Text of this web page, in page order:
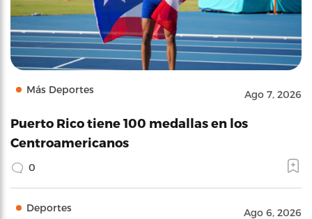
Más Deportes Ago 7, 2026
Puerto Rico tiene 100 medallas en los
Centroamericanos
0
Deportes Ago 6, 2026